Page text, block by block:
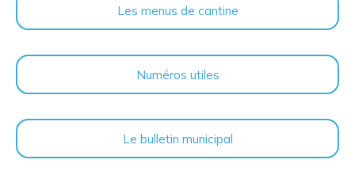
Les menus de cantine
Numéros utiles
Le bulletin municipal